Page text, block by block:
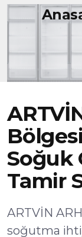
Soğuk
Tamir
ARTVİN
soğutma